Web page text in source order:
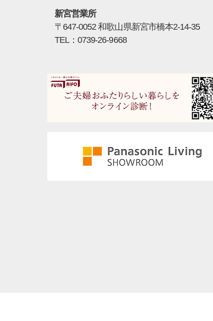
新宮営業所
〒647-0052 和歌山県新宮市橋本2-14-35
TEL：0739-26-9668